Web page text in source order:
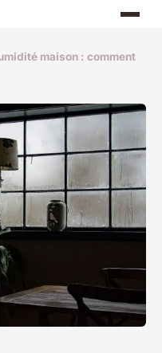
maison : comment